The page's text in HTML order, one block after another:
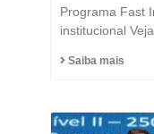
Programa Fast
institucional
Saiba mais